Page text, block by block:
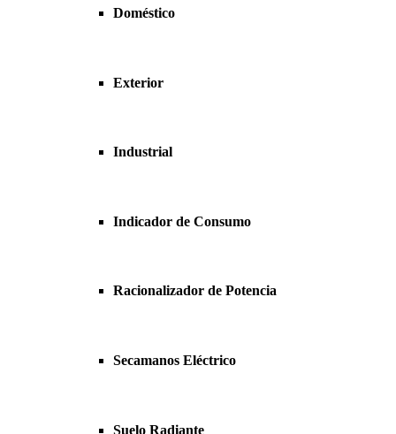
Doméstico
Exterior
Industrial
Indicador de Consumo
Racionalizador de Potencia
Secamanos Eléctrico
Suelo Radiante